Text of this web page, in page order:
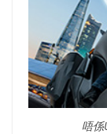
唔係